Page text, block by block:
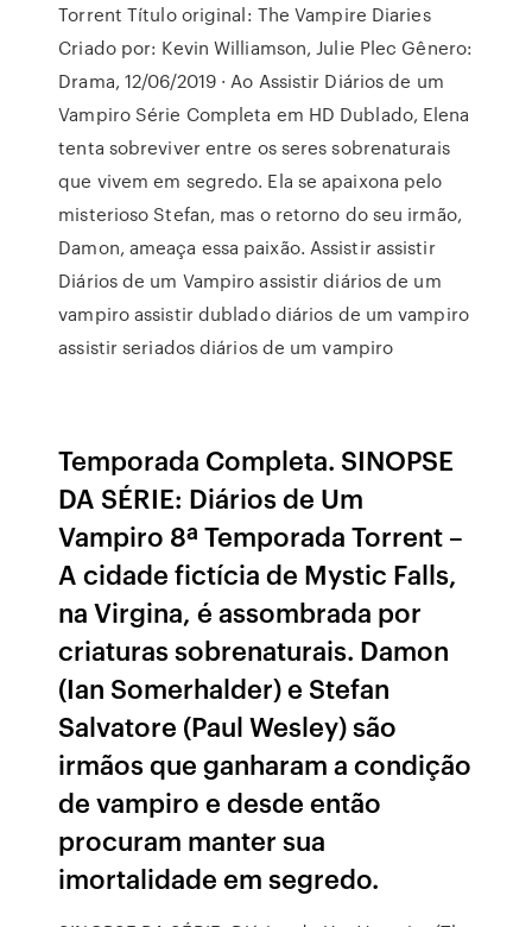
Torrent Título original: The Vampire Diaries
Criado por: Kevin Williamson, Julie Plec Gênero:
Drama, 12/06/2019 · Ao Assistir Diários de um
Vampiro Série Completa em HD Dublado, Elena
tenta sobreviver entre os seres sobrenaturais
que vivem em segredo. Ela se apaixona pelo
misterioso Stefan, mas o retorno do seu irmão,
Damon, ameaça essa paixão. Assistir assistir
Diários de um Vampiro assistir diários de um
vampiro assistir dublado diários de um vampiro
assistir seriados diários de um vampiro
Temporada Completa. SINOPSE
DA SÉRIE: Diários de Um
Vampiro 8ª Temporada Torrent –
A cidade fictícia de Mystic Falls,
na Virgina, é assombrada por
criaturas sobrenaturais. Damon
(Ian Somerhalder) e Stefan
Salvatore (Paul Wesley) são
irmãos que ganharam a condição
de vampiro e desde então
procuram manter sua
imortalidade em segredo.